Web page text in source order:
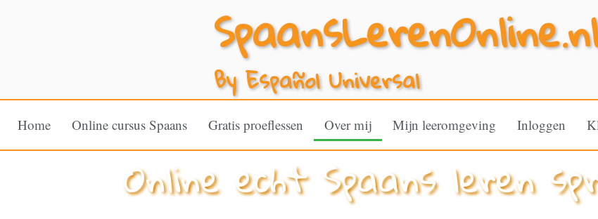
By Español Universal
Home Online cursus Spaans Gratis proeflessen Over mij Mijn leeromgeving Inloggen
Online echt Spaans leren